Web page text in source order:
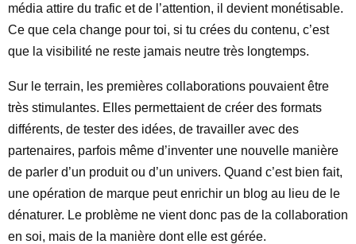
média attire du trafic et de l’attention, il devient monétisable.
Ce que cela change pour toi, si tu crées du contenu, c’est
que la visibilité ne reste jamais neutre très longtemps.
Sur le terrain, les premières collaborations pouvaient être
très stimulantes. Elles permettaient de créer des formats
différents, de tester des idées, de travailler avec des
partenaires, parfois même d’inventer une nouvelle manière
de parler d’un produit ou d’un univers. Quand c’est bien fait,
une opération de marque peut enrichir un blog au lieu de le
dénaturer. Le problème ne vient donc pas de la collaboration
en soi, mais de la manière dont elle est gérée.